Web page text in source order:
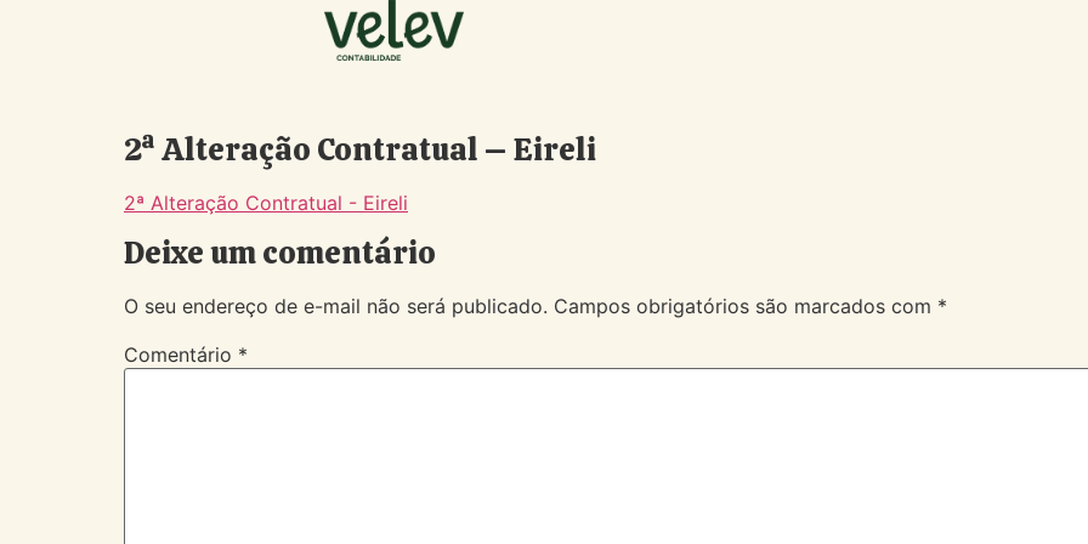
2ª Alteração Contratual – Eireli
2ª Alteração Contratual - Eireli
Deixe um comentário
O seu endereço de e-mail não será publicado. Campos obrigatórios são marcados com *
Comentário *